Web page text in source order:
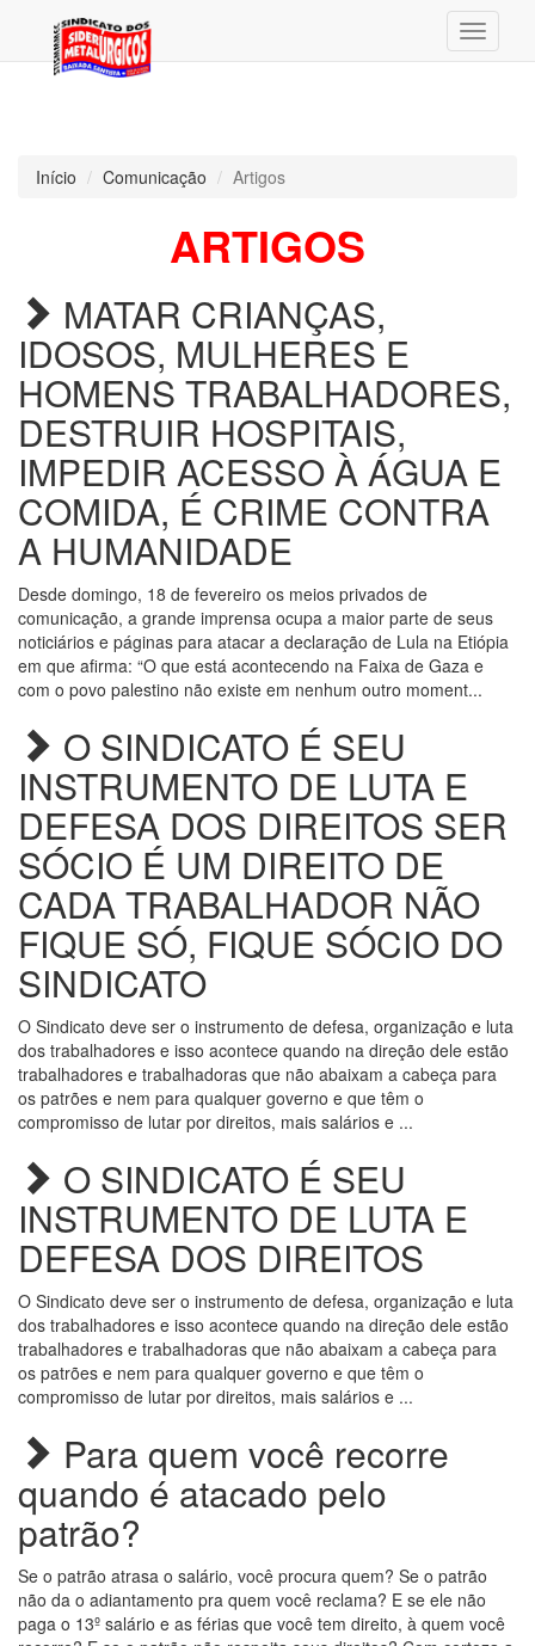
Menu
Início Comunicação Artigos
ARTIGOS
MATAR CRIANÇAS,
IDOSOS, MULHERES E
HOMENS TRABALHADORES,
DESTRUIR HOSPITAIS,
IMPEDIR ACESSO À ÁGUA E
COMIDA, É CRIME CONTRA
A HUMANIDADE
Desde domingo, 18 de fevereiro os meios privados de
comunicação, a grande imprensa ocupa a maior parte de seus
noticiários e páginas para atacar a declaração de Lula na Etiópia
em que afirma: “O que está acontecendo na Faixa de Gaza e
com o povo palestino não existe em nenhum outro moment...
O SINDICATO É SEU
INSTRUMENTO DE LUTA E
DEFESA DOS DIREITOS SER
SÓCIO É UM DIREITO DE
CADA TRABALHADOR NÃO
FIQUE SÓ, FIQUE SÓCIO DO
SINDICATO
O Sindicato deve ser o instrumento de defesa, organização e luta
dos trabalhadores e isso acontece quando na direção dele estão
trabalhadores e trabalhadoras que não abaixam a cabeça para
os patrões e nem para qualquer governo e que têm o
compromisso de lutar por direitos, mais salários e ...
O SINDICATO É SEU
INSTRUMENTO DE LUTA E
DEFESA DOS DIREITOS
O Sindicato deve ser o instrumento de defesa, organização e luta
dos trabalhadores e isso acontece quando na direção dele estão
trabalhadores e trabalhadoras que não abaixam a cabeça para
os patrões e nem para qualquer governo e que têm o
compromisso de lutar por direitos, mais salários e ...
Para quem você recorre
quando é atacado pelo
patrão?
Se o patrão atrasa o salário, você procura quem? Se o patrão
não da o adiantamento pra quem você reclama? E se ele não
paga o 13º salário e as férias que você tem direito, à quem você